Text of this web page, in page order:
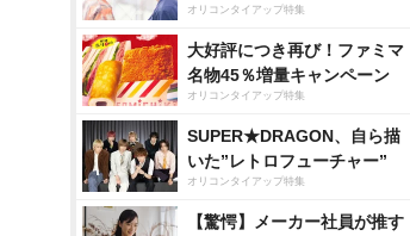
オリコンタイアップ特集
大好評につき再び！ファミマ
名物45％増量キャンペーン
オリコンタイアップ特集
SUPER★DRAGON、自ら描
いた”レトロフューチャー”
オリコンタイアップ特集
【驚愕】メーカー社員が推す